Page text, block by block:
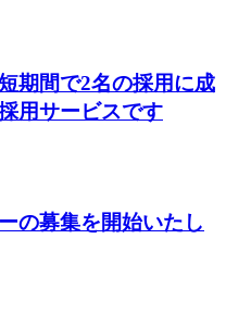
期間で2名の採用に成
用サービスです
の募集を開始いたし